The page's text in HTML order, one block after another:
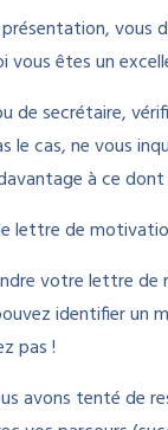
vous
êtes un
de secrétaire,
le cas, ne vous
à ce
lettre de
votre lettre
identifier un
pas !
avons tenté de